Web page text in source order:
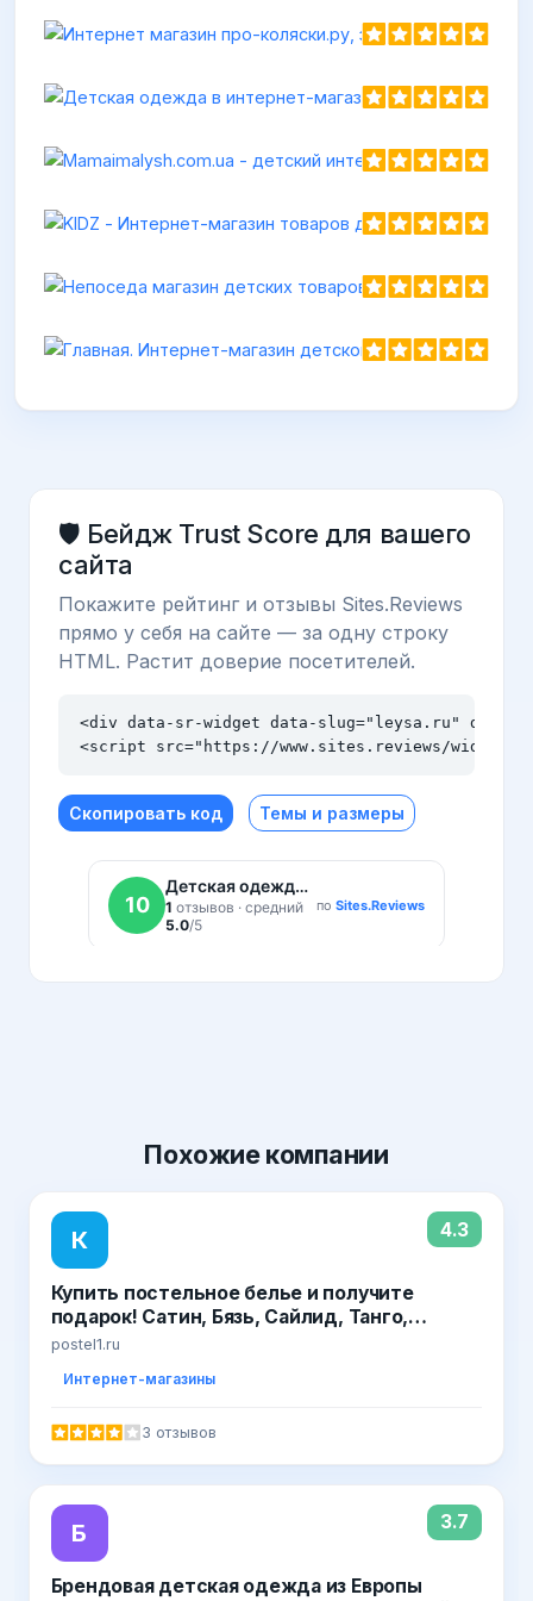
Непоседа
https://непоседа-
🛡️ Бейдж Trust Score для вашего
сайта
Покажите рейтинг и отзывы Sites.Reviews
прямо у себя на сайте — за одну строку
HTML. Растит доверие посетителей.
<div data-sr-widget data-slug="leysa.ru" data-
<script src="https://www.sites.reviews/
Скопировать код Темы и размеры
Похожиекомпании
К 4.3
Купить постельное белье и получите
подарок! Сатин, Бязь, Сайлид, Танго,
Детское постельное, халаты, покрывала,
postel1.ru
Интернет-магазины
3 отзывов
Б 3.7
Брендовая детская одежда из Европы